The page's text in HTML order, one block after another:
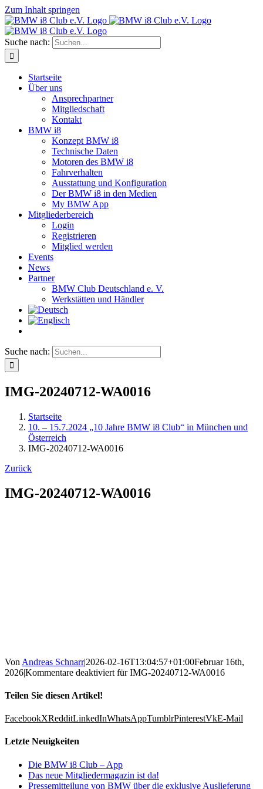
Zum Inhalt springen
Suche nach:
Startseite
Über uns
Ansprechpartner
Mitgliedschaft
Kontakt
BMW i8
Konzept BMW i8
Technische Daten
Motoren des BMW i8
Fahrverhalten
Ausstattung und Konfiguration
Der BMW i8 in den Medien
My BMW App
Mitgliederbereich
Login
Registrieren
Mitglied werden
Events
News
Partner
BMW Club Deutschland e. V.
Werkstätten und Händler
Suche nach:
IMG-20240712-WA0016
Startseite
10. – 15.7.2024 „10 Jahre BMW i8 Club“ in München und
Österreich
IMG-20240712-WA0016
Zurück
IMG-20240712-WA0016
Von Andreas Schnarr|2026-02-16T13:04:57+01:00Februar 16th,
2026|Kommentare deaktiviert für IMG-20240712-WA0016
Teilen Sie diesen Artikel!
FacebookXRedditLinkedInWhatsAppTumblrPinterestVkE-Mail
Letzte Neuigkeiten
Die BMW i8 Club – App
Das neue Mitgliedermagazin ist da!
Pressemitteilung von BMW über die exklusive Auslieferung